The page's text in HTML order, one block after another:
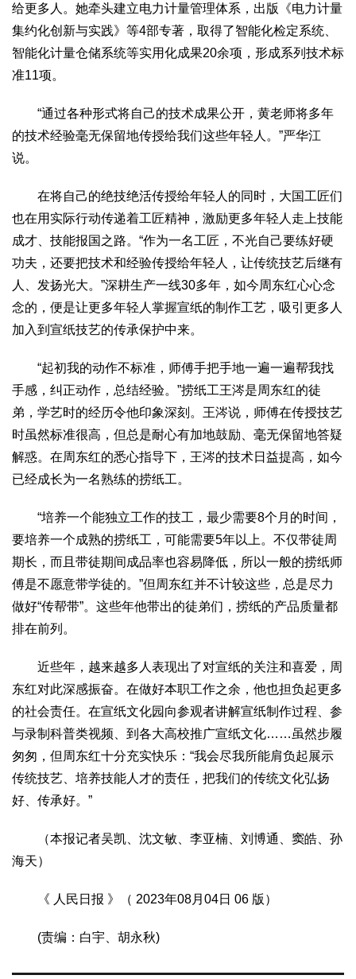
给更多人。她牵头建立电力计量管理体系，出版《电力计量
集约化创新与实践》等4部专著，取得了智能化检定系统、
智能化计量仓储系统等实用化成果20余项，形成系列技术标
准11项。
“通过各种形式将自己的技术成果公开，黄老师将多年
的技术经验毫无保留地传授给我们这些年轻人。”严华江
说。
在将自己的绝技绝活传授给年轻人的同时，大国工匠们
也在用实际行动传递着工匠精神，激励更多年轻人走上技能
成才、技能报国之路。“作为一名工匠，不光自己要练好硬
功夫，还要把技术和经验传授给年轻人，让传统技艺后继有
人、发扬光大。”深耕生产一线30多年，如今周东红心心念
念的，便是让更多年轻人掌握宣纸的制作工艺，吸引更多人
加入到宣纸技艺的传承保护中来。
“起初我的动作不标准，师傅手把手地一遍一遍帮我找
手感，纠正动作，总结经验。”捞纸工王涔是周东红的徒
弟，学艺时的经历令他印象深刻。王涔说，师傅在传授技艺
时虽然标准很高，但总是耐心有加地鼓励、毫无保留地答疑
解惑。在周东红的悉心指导下，王涔的技术日益提高，如今
已经成长为一名熟练的捞纸工。
“培养一个能独立工作的技工，最少需要8个月的时间，
要培养一个成熟的捞纸工，可能需要5年以上。不仅带徒周
期长，而且带徒期间成品率也容易降低，所以一般的捞纸师
傅是不愿意带学徒的。”但周东红并不计较这些，总是尽力
做好“传帮带”。这些年他带出的徒弟们，捞纸的产品质量都
排在前列。
近些年，越来越多人表现出了对宣纸的关注和喜爱，周
东红对此深感振奋。在做好本职工作之余，他也担负起更多
的社会责任。在宣纸文化园向参观者讲解宣纸制作过程、参
与录制科普类视频、到各大高校推广宣纸文化……虽然步履
匆匆，但周东红十分充实快乐：“我会尽我所能肩负起展示
传统技艺、培养技能人才的责任，把我们的传统文化弘扬
好、传承好。”
（本报记者吴凯、沈文敏、李亚楠、刘博通、窦皓、孙
海天）
《 人民日报 》（ 2023年08月04日 06 版）
(责编：白宇、胡永秋)